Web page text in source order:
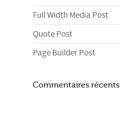
Full Width Media Post
Quote Post
Page Builder Post
Commentaires récents